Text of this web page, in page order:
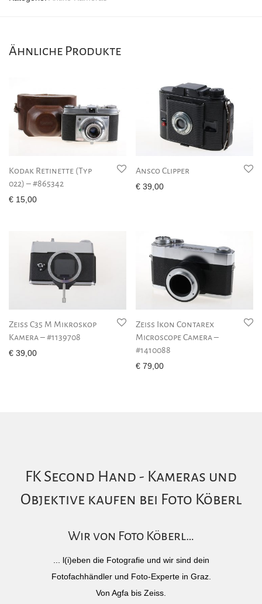
Ähnliche Produkte
Kodak Retinette (Typ
022) – #865342
€ 15,00
Ansco Clipper
€ 39,00
Zeiss C35 M Mikroskop
Kamera – #1139708
€ 39,00
Zeiss Ikon Contarex
Microscope Camera –
#1410088
€ 79,00
FK Second Hand - Kameras und
Objektive kaufen bei Foto Köberl
Wir von Foto Köberl…
... l(i)eben die Fotografie und wir sind dein
Fotofachhändler und Foto-Experte in Graz.
Von Agfa bis Zeiss.